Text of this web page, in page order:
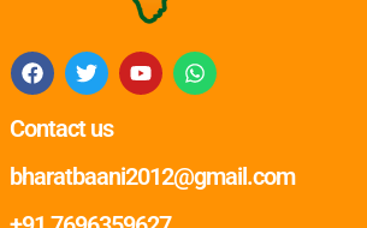
Contact us
bharatbaani2012@gmail.com